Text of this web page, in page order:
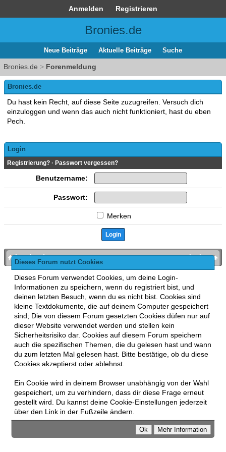
Anmelden Registrieren
Bronies.de
Neue Beiträge Aktuelle Beiträge Suche
Bronies.de > Forenmeldung
Dieses Forum nutzt Cookies
Dieses Forum verwendet Cookies, um deine Login-
Informationen zu speichern, wenn du registriert bist, und
deinen letzten Besuch, wenn du es nicht bist. Cookies sind
kleine Textdokumente, die auf deinem Computer gespeichert
sind; Die von diesem Forum gesetzten Cookies düfen nur auf
dieser Website verwendet werden und stellen kein
Sicherheitsrisiko dar. Cookies auf diesem Forum speichern
auch die spezifischen Themen, die du gelesen hast und wann
du zum letzten Mal gelesen hast. Bitte bestätige, ob du diese
Cookies akzeptierst oder ablehnst.
Ein Cookie wird in deinem Browser unabhängig von der Wahl
gespeichert, um zu verhindern, dass dir diese Frage erneut
gestellt wird. Du kannst deine Cookie-Einstellungen jederzeit
über den Link in der Fußzeile ändern.
Bronies.de
Du hast kein Recht, auf diese Seite zuzugreifen. Versuch dich
einzuloggen und wenn das auch nicht funktioniert, hast du eben
Pech.
Login
Registrierung? · Passwort vergessen?
Benutzername:
Passwort:
Merken
nach oben
bronies.de
MyBB , mobile Fassung: MyBB GoMobile
Zur Desktop-Version wechseln
This forum usesLukasz TkaczMyBB addons.